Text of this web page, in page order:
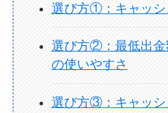
選び方①：キャッシ
選び方②：最低出金
の使いやすさ
選び方③：キャッシ